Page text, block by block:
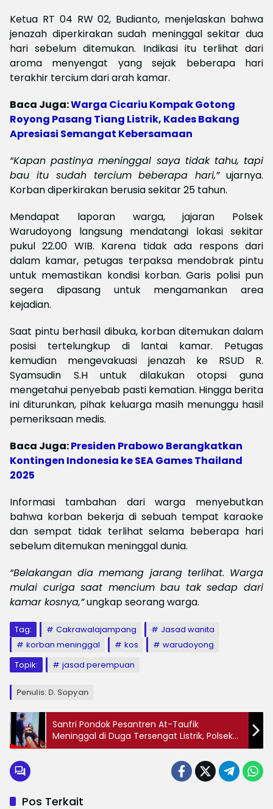
Ketua RT 04 RW 02, Budianto, menjelaskan bahwa
jenazah diperkirakan sudah meninggal sekitar dua
hari sebelum ditemukan. Indikasi itu terlihat dari
aroma menyengat yang sejak beberapa hari
terakhir tercium dari arah kamar.
Baca Juga:Warga Cicariu Kompak Gotong
Royong Pasang Tiang Listrik, Kades Bakang
Apresiasi Semangat Kebersamaan
“Kapan pastinya meninggal saya tidak tahu, tapi
bau itu sudah tercium beberapa hari,”ujarnya.
Korban diperkirakan berusia sekitar 25 tahun.
Mendapat laporan warga, jajaran Polsek
Warudoyong langsung mendatangi lokasi sekitar
pukul 22.00 WIB. Karena tidak ada respons dari
dalam kamar, petugas terpaksa mendobrak pintu
untuk memastikan kondisi korban. Garis polisi pun
segera dipasang untuk mengamankan area
kejadian.
Saat pintu berhasil dibuka, korban ditemukan dalam
posisi tertelungkup di lantai kamar. Petugas
kemudian mengevakuasi jenazah ke RSUD R.
Syamsudin S.H untuk dilakukan otopsi guna
mengetahui penyebab pasti kematian. Hingga berita
ini diturunkan, pihak keluarga masih menunggu hasil
pemeriksaan medis.
Baca Juga:Presiden Prabowo Berangkatkan
Kontingen Indonesia ke SEA Games Thailand
2025
Informasi tambahan dari warga menyebutkan
bahwa korban bekerja di sebuah tempat karaoke
dan sempat tidak terlihat selama beberapa hari
sebelum ditemukan meninggal dunia.
“Belakangan dia memang jarang terlihat. Warga
mulai curiga saat mencium bau tak sedap dari
kamar kosnya,”ungkap seorang warga.
Tag: Cakrawalajampang
Jasad wanita
korban meninggal
kos
warudoyong
Topik:
jasad perempuan
Penulis: D. Sopyan
Santri Pondok Pesantren At-Taufik
Meninggal di Duga Tersengat Listrik, Polsek
Sagaranten Lakukan Penanganan
Pos Terkait